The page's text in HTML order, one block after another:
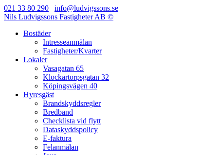
021 33 80 290
info@ludvigssons.se
Nils Ludvigssons Fastigheter AB ©
Bostäder
Intresseanmälan
Fastigheter/Kvarter
Lokaler
Vasagatan 65
Klockartorpsgatan 32
Köpingsvägen 40
Hyresgäst
Brandskyddsregler
Bredband
Checklista vid flytt
Dataskyddspolicy
E-faktura
Felanmälan